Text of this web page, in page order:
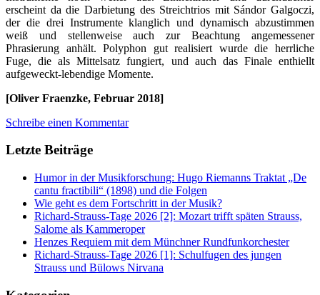
erscheint da die Darbietung des Streichtrios mit Sándor Galgoczi,
der die drei Instrumente klanglich und dynamisch abzustimmen
weiß und stellenweise auch zur Beachtung angemessener
Phrasierung anhält. Polyphon gut realisiert wurde die herrliche
Fuge, die als Mittelsatz fungiert, und auch das Finale enthiellt
aufgeweckt-lebendige Momente.
[Oliver Fraenzke, Februar 2018]
Schreibe einen Kommentar
Letzte Beiträge
Humor in der Musikforschung: Hugo Riemanns Traktat „De
cantu fractibili“ (1898) und die Folgen
Wie geht es dem Fortschritt in der Musik?
Richard-Strauss-Tage 2026 [2]: Mozart trifft späten Strauss,
Salome als Kammeroper
Henzes Requiem mit dem Münchner Rundfunkorchester
Richard-Strauss-Tage 2026 [1]: Schulfugen des jungen
Strauss und Bülows Nirvana